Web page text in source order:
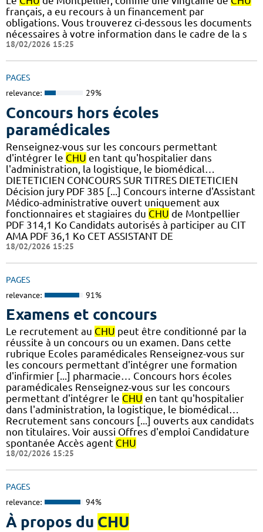
français, a eu recours à un financement par
obligations. Vous trouverez ci-dessous les documents
nécessaires à votre information dans le cadre de la s
18/02/2026 15:25
PAGES
relevance: 29%
Concours hors écoles
paramédicales
Renseignez-vous sur les concours permettant
d'intégrer le CHU en tant qu'hospitalier dans
l'administration, la logistique, le biomédical…
DIETETICIEN CONCOURS SUR TITRES DIETETICIEN
Décision jury PDF 385 [...] Concours interne d'Assistant
Médico-administrative ouvert uniquement aux
fonctionnaires et stagiaires du CHU de Montpellier
PDF 314,1 Ko Candidats autorisés à participer au CIT
AMA PDF 36,1 Ko CET ASSISTANT DE
18/02/2026 15:25
PAGES
relevance: 91%
Examens et concours
Le recrutement au CHU peut être conditionné par la
réussite à un concours ou un examen. Dans cette
rubrique Ecoles paramédicales Renseignez-vous sur
les concours permettant d'intégrer une formation
d'infirmier [...] pharmacie… Concours hors écoles
paramédicales Renseignez-vous sur les concours
permettant d'intégrer le CHU en tant qu'hospitalier
dans l'administration, la logistique, le biomédical…
Recrutement sans concours [...] ouverts aux candidats
non titulaires. Voir aussi Offres d'emploi Candidature
spontanée Accès agent CHU
18/02/2026 15:25
PAGES
relevance: 94%
À propos du CHU